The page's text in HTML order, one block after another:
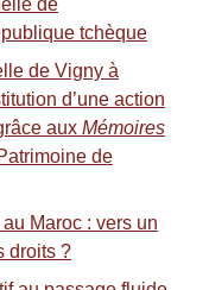
de
tchèque
de Vigny à
d’une action
aux Mémoires
de
Maroc : vers un
droits ?